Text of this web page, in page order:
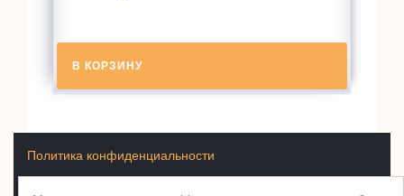
В КОРЗИНУ
Политика конфиденциальности